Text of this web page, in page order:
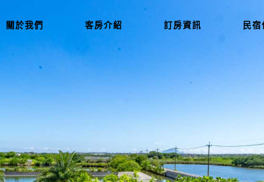
關於我們 客房介紹 訂房資訊 民